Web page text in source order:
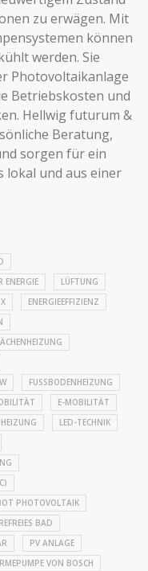
zu erwägen. Mit
können
werden. Sie
Photovoltaikanlage
Betriebskosten und
Hellwig futurum &
Beratung,
sorgen für ein
lokal und aus einer
ENERGIE
LÜFTUNG
ENERGIEEFFIZIENZ
FUSSBODENHEIZUNG
E-MOBILITÄT
LED-TECHNIK
PHOTOVOLTAIK
BAD
PV ANLAGE
VON BOSCH